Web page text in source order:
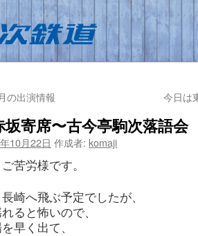
の出演情報 今日は
坂寄席〜古今亭駒次落語会
10月22日 作成者: komaji
苦労様です。
崎へ飛ぶ予定でしたが、
ると怖いので、
早く出て、